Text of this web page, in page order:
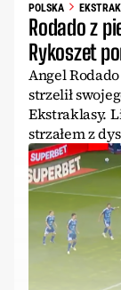
POLSKA
Rodado z
Rykoszet
Angel
strzelił
Ekstraklasy.
strzałem z